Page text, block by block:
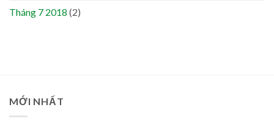
Tháng 7 2018 (2)
MỚI NHẤT